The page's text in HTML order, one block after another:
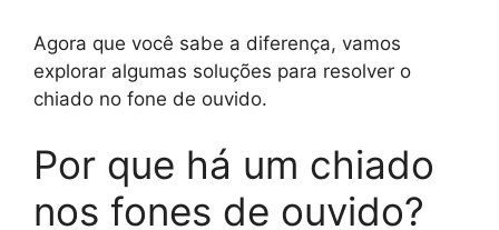
Agora que você sabe a diferença, vamos
explorar algumas soluções para resolver o
chiado no fone de ouvido.
Por que há um chiado
nos fones de ouvido?